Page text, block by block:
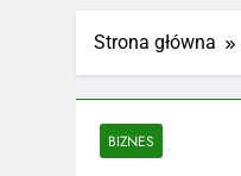
Strona główna
BIZNES